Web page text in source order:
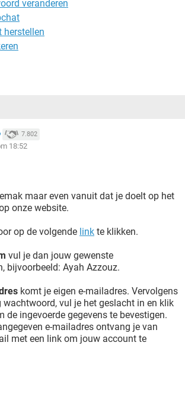
veranderen
herstellen
7.802
18:52
maar even vanuit dat je doelt op het
onze website.
op de volgende link te klikken.
vul je dan jouw gewenste
bijvoorbeeld: Ayah Azzouz.
komt je eigen e-mailadres. Vervolgens
wachtwoord, vul je het geslacht in en klik
de ingevoerde gegevens te bevestigen.
e-mailadres ontvang je van
met een link om jouw account te